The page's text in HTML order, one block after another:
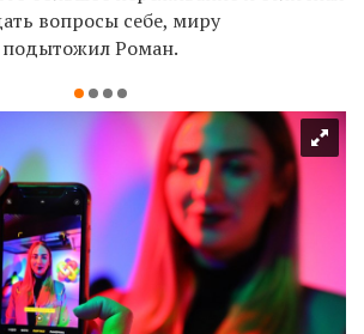
вопросы себе, миру
Роман.